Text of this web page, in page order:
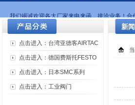
我们竭诚欢迎各大厂家来电来函，接洽业务！
点击进入：台湾亚德客AIRTAC
点击进入：德国费斯托FESTO
点击进入：日本SMC系列
点击进入：工业阀门
新